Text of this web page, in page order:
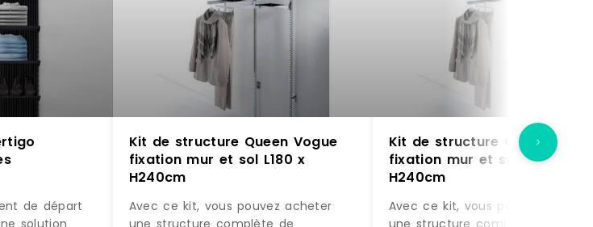
de départ
Kit de structure Queen Vogue
fixation mur et sol L180 x
H240cm
Avec ce kit, vous pouvez acheter
Kit de structure Queen
fixation mur et sol L180 x
H240cm
Avec ce kit, vous pouvez acheter